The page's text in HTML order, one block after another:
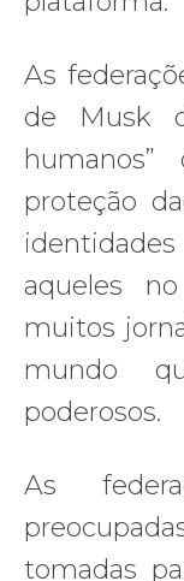
As
de Musk
humanos”
proteção
aqueles
muitos
mundo
poderosos.
As
tomadas